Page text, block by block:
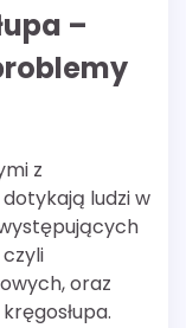
–
z
ludzi w
oraz